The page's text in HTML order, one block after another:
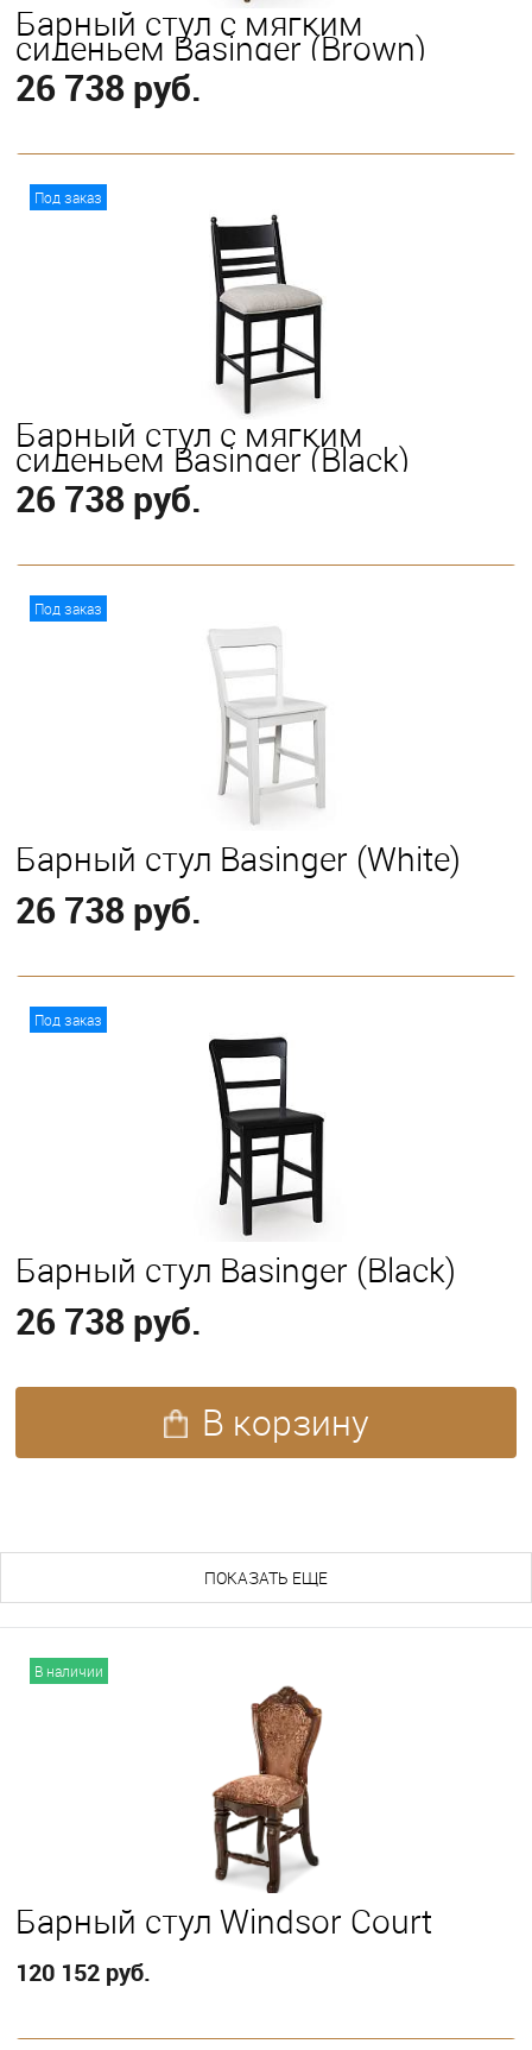
Барный стул с мягким
сиденьем Basinger (Brown)
26 738 руб.
Под заказ
Барный стул с мягким
сиденьем Basinger (Black)
26 738 руб.
Под заказ
Барный стул Basinger (White)
26 738 руб.
Под заказ
Барный стул Basinger (Black)
26 738 руб.
В корзину
ПОКАЗАТЬ ЕЩЕ
В наличии
Барный стул Windsor Court
120 152 руб.